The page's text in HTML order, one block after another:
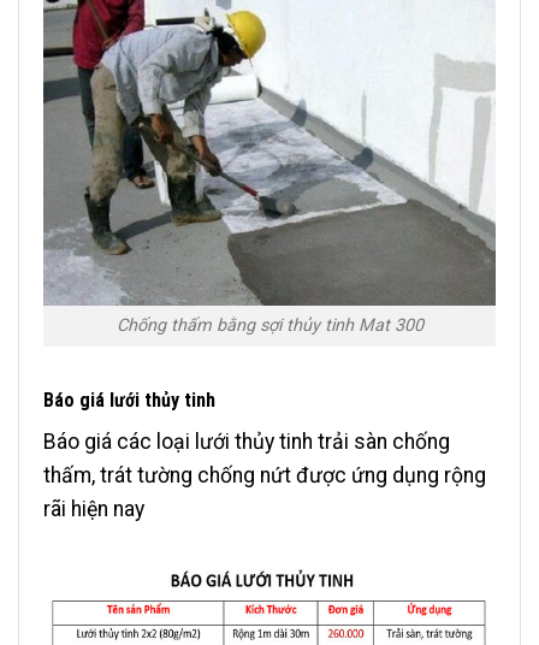
Chống thấm bằng sợi thủy tinh Mat 300
Báo giá lưới thủy tinh
Báo giá các loại lưới thủy tinh trải sàn chống
thấm, trát tường chống nứt được ứng dụng rộng
rãi hiện nay